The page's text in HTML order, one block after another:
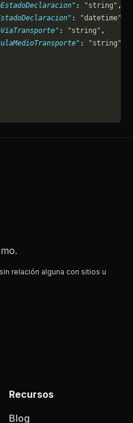
: "string" ,
: "datetime"
: "string" ,
:
"string"
relación alguna con sitios u
Recursos
Blog